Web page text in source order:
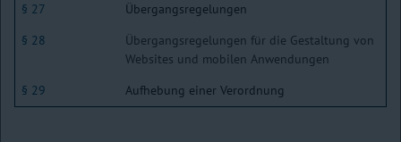
§ 27
Übergangsregelungen
§ 28
Übergangsregelungen für die Gestaltung von
Websites und mobilen Anwendungen
§ 29
Aufhebung einer Verordnung